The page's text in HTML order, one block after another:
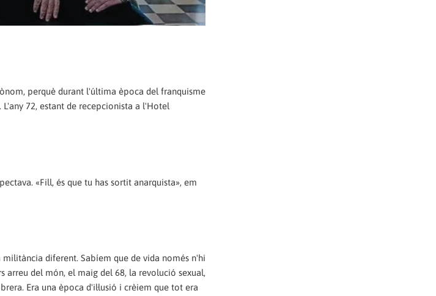
perquè durant l'última època del franquisme
72, estant de recepcionista a l'Hotel
«Fill, és que tu has sortit anarquista», em
diferent. Sabíem que de vida només n'hi
arreu del món, el maig del 68, la revolució sexual,
Era una època d'il·lusió i crèiem que tot era